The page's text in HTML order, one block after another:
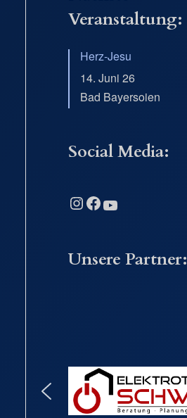
Veranstaltung:
Herz-Jesu
14. Juni 26
Bad Bayersoien
Social Media:
Instagram Facebook YouTube
Unsere Partner: